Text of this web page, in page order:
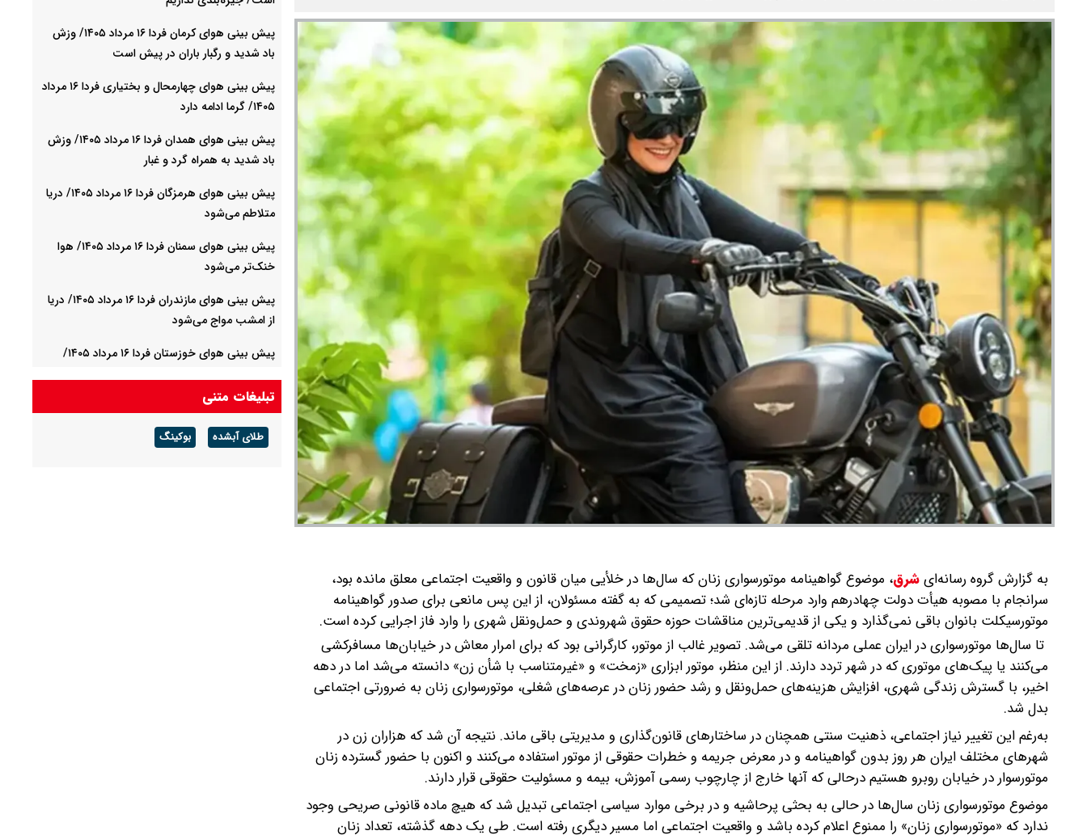
به گزارش گروه رسانه‌ایشرق، موضوع گواهینامه موتورسواری زنان که سال‌ها در خلأیی میان قانون و واقعیت اجتماعی معلق مانده بود،
سرانجام با مصوبه هیأت دولت چهادرهم وارد مرحله تازه‌ای شد؛ تصمیمی که به گفته مسئولان، از این پس مانعی برای صدور گواهینامه
موتورسیکلت بانوان باقی نمی‌گذارد و یکی از قدیمی‌ترین مناقشات حوزه حقوق شهروندی و حمل‌ونقل شهری را وارد فاز اجرایی کرده است.
تا سال‌ها موتورسواری در ایران عملی مردانه تلقی می‌شد. تصویر غالب از موتور، کارگرانی بود که برای امرار معاش در خیابان‌ها مسافرکشی
می‌کنند یا پیک‌های موتوری که در شهر تردد دارند. از این منظر، موتور ابزاری «زمخت» و «غیرمتناسب با شأن زن» دانسته می‌شد اما در دهه
اخیر، با گسترش زندگی شهری، افزایش هزینه‌های حمل‌ونقل و رشد حضور زنان در عرصه‌های شغلی، موتورسواری زنان به ضرورتی اجتماعی
بدل شد.
به‌رغم این تغییر نیاز اجتماعی، ذهنیت سنتی همچنان در ساختارهای قانون‌گذاری و مدیریتی باقی ماند. نتیجه آن شد که هزاران زن در
شهرهای مختلف ایران هر روز بدون گواهینامه و در معرض جریمه و خطرات حقوقی از موتور استفاده می‌کنند و اکنون با حضور گسترده زنان
موتورسوار در خیابان روبرو هستیم درحالی که آنها خارج از چارچوب رسمی آموزش، بیمه و مسئولیت حقوقی قرار دارند.
موضوع موتورسواری زنان سال‌ها در حالی به بحثی پرحاشیه و در برخی موارد سیاسی اجتماعی تبدیل شد که هیچ ماده‌ قانونی صریحی وجود
ندارد که «موتورسواری زنان» را ممنوع اعلام کرده باشد و واقعیت اجتماعی اما مسیر دیگری رفته است. طی یک دهه گذشته، تعداد زنان
پیش بینی هوای کرمان فردا ۱۶ مرداد ۱۴۰۵/ وزش
باد شدید و رگبار باران در پیش است
پیش بینی هوای چهارمحال و بختیاری فردا ۱۶ مرداد
۱۴۰۵/ گرما ادامه دارد
پیش بینی هوای همدان فردا ۱۶ مرداد ۱۴۰۵/ وزش
باد شدید به همراه گرد و غبار
پیش بینی هوای هرمزگان فردا ۱۶ مرداد ۱۴۰۵/ دریا
متلاطم می‌شود
پیش بینی هوای سمنان فردا ۱۶ مرداد ۱۴۰۵/ هوا
خنک‌تر می‌شود
پیش بینی هوای مازندران فردا ۱۶ مرداد ۱۴۰۵/ دریا
از امشب مواج می‌شود
پیش بینی هوای خوزستان فردا ۱۶ مرداد ۱۴۰۵/
باد و رگبار پراکنده
تبلیغات متنی
طلای آبشده بوکینگ